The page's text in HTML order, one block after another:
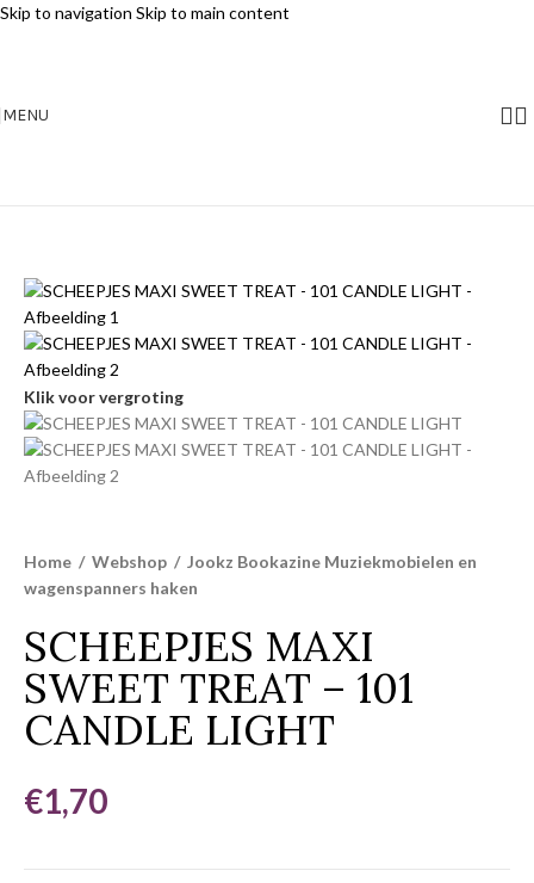
Skip to navigation Skip to main content
MENU
Klik voor vergroting
Home / Webshop / Jookz Bookazine Muziekmobielen en
wagenspanners haken
SCHEEPJES MAXI
SWEET TREAT – 101
CANDLE LIGHT
€1,70